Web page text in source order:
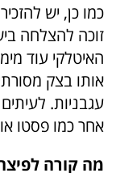
כמו כן, יש
זוכה להצלחה
האיטלקי עוד
אותו בצק
עגבניות.
אחר כמו פסטו
מה קורה